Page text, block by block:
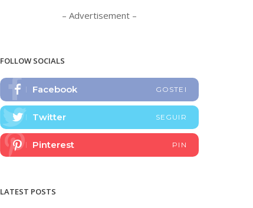
– Advertisement –
FOLLOW SOCIALS
Facebook GOSTEI
Twitter SEGUIR
Pinterest PIN
LATEST POSTS